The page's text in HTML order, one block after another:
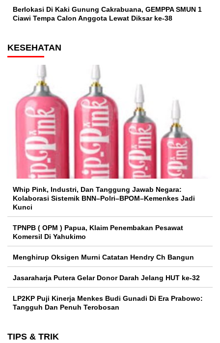
Berlokasi Di Kaki Gunung Cakrabuana, GEMPPA SMUN 1
Ciawi Tempa Calon Anggota Lewat Diksar ke-38
KESEHATAN
Whip Pink, Industri, Dan Tanggung Jawab Negara:
Kolaborasi Sistemik BNN–Polri–BPOM–Kemenkes Jadi
Kunci
TPNPB ( OPM ) Papua, Klaim Penembakan Pesawat
Komersil Di Yahukimo
Menghirup Oksigen Murni Catatan Hendry Ch Bangun
Jasaraharja Putera Gelar Donor Darah Jelang HUT ke-32
LP2KP Puji Kinerja Menkes Budi Gunadi Di Era Prabowo:
Tangguh Dan Penuh Terobosan‎
TIPS & TRIK